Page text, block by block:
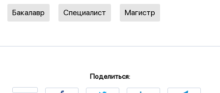
Бакалавр Специалист Магистр
Поделиться: